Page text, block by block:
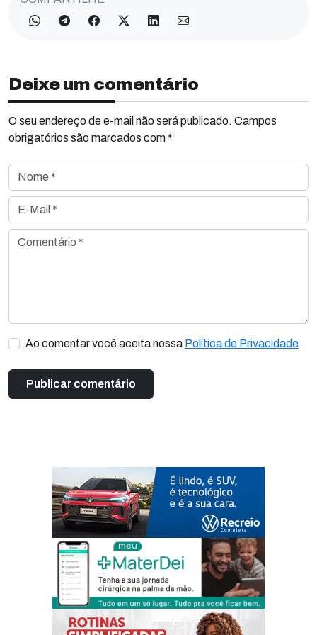
Deixe um comentário
O seu endereço de e-mail não será publicado. Campos
obrigatórios são marcados com *
Nome *
E-Mail *
Comentário *
Ao comentar você aceita nossa Política de Privacidade